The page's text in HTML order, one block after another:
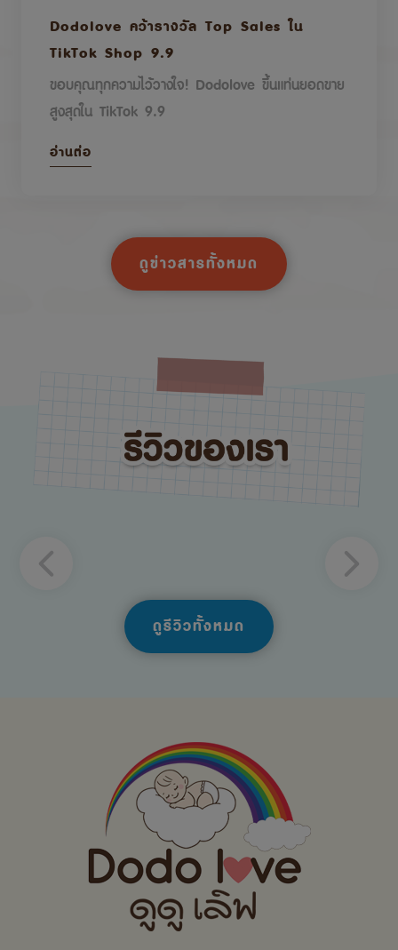
Dodolove คว้ารางวัล Top Sales ใน
TikTok Shop 9.9
ขอบคุณทุกความไว้วางใจ! Dodolove ขึ้นแท่นยอดขาย
สูงสุดใน TikTok 9.9
อ่านต่อ
ดูข่าวสารทั้งหมด
ดูรีวิวทั้งหมด